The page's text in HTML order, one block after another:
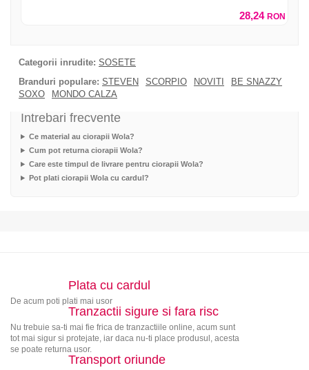
28,24 RON
Categorii inrudite: SOSETE
Branduri populare: STEVEN SCORPIO NOVITI
BE SNAZZY
SOXO
MONDO CALZA
Intrebari frecvente
Ce material au ciorapii Wola?
Cum pot returna ciorapii Wola?
Care este timpul de livrare pentru ciorapii Wola?
Pot plati ciorapii Wola cu cardul?
Plata cu cardul
De acum poti plati mai usor
Tranzactii sigure si fara risc
Nu trebuie sa-ti mai fie frica de tranzactiile online, acum sunt
tot mai sigur si protejate, iar daca nu-ti place produsul, acesta
se poate returna usor.
Transport oriunde